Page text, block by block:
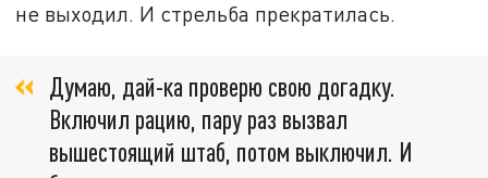
не выходил. И стрельба прекратилась.
Думаю, дай-ка проверю свою догадку.
Включил рацию, пару раз вызвал
вышестоящий штаб, потом выключил. И